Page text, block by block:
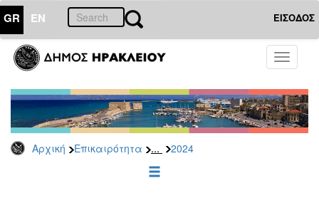
GR EN ΕΙΣΟΔΟΣ
Toggle
Αρχική Επικαιρότητα ... 2024
ΕΠΙΚΑΙΡΟΤΗΤΑ
Τύπου
Αρχείο
2026
2025